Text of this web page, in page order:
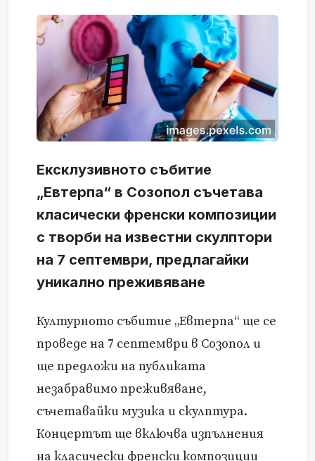
Ексклузивното събитие
„Евтерпа“ в Созопол съчетава
класически френски композиции
с творби на известни скулптори
на 7 септември, предлагайки
уникално преживяване
Културното събитие „Евтерпа“ ще се
проведе на 7 септември в Созопол и
ще предложи на публиката
незабравимо преживяване,
съчетавайки музика и скулптура.
Концертът ще включва изпълнения
на класически френски композиции